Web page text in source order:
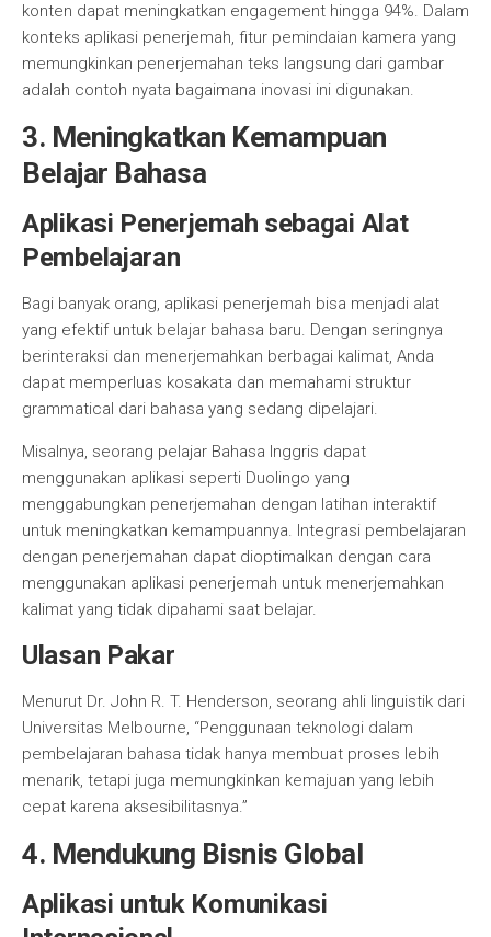
konten dapat meningkatkan engagement hingga 94%. Dalam
konteks aplikasi penerjemah, fitur pemindaian kamera yang
memungkinkan penerjemahan teks langsung dari gambar
adalah contoh nyata bagaimana inovasi ini digunakan.
3. Meningkatkan Kemampuan
Belajar Bahasa
Aplikasi Penerjemah sebagai Alat
Pembelajaran
Bagi banyak orang, aplikasi penerjemah bisa menjadi alat
yang efektif untuk belajar bahasa baru. Dengan seringnya
berinteraksi dan menerjemahkan berbagai kalimat, Anda
dapat memperluas kosakata dan memahami struktur
grammatical dari bahasa yang sedang dipelajari.
Misalnya, seorang pelajar Bahasa Inggris dapat
menggunakan aplikasi seperti Duolingo yang
menggabungkan penerjemahan dengan latihan interaktif
untuk meningkatkan kemampuannya. Integrasi pembelajaran
dengan penerjemahan dapat dioptimalkan dengan cara
menggunakan aplikasi penerjemah untuk menerjemahkan
kalimat yang tidak dipahami saat belajar.
Ulasan Pakar
Menurut Dr. John R. T. Henderson, seorang ahli linguistik dari
Universitas Melbourne, “Penggunaan teknologi dalam
pembelajaran bahasa tidak hanya membuat proses lebih
menarik, tetapi juga memungkinkan kemajuan yang lebih
cepat karena aksesibilitasnya.”
4. Mendukung Bisnis Global
Aplikasi untuk Komunikasi